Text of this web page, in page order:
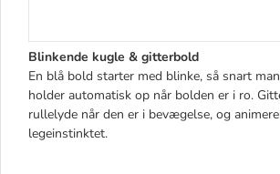
Blinkende kugle & gitterbold
En blå bold starter med blinke, så snart
holder automatisk op når bolden er i ro.
rullelyde når den er i bevægelse, og
legeinstinktet.